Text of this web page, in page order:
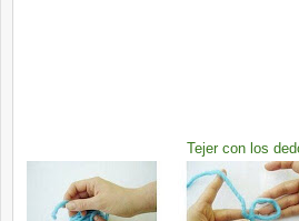
Tejer con los